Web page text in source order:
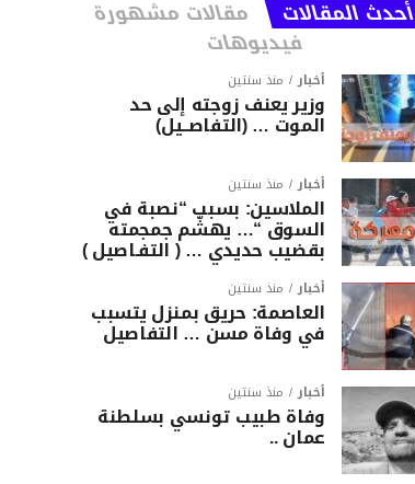
أحدث المقالات مقالات مشهورة
فيديوهات
أخبار منذ سنتين
وزير يعنف زوجته إلى حد
الموت … (التفاصــيل)
أخبار منذ سنتين
الملاسين: بسبب “نصبة في
السوق “… يهشّم جمجمته
بقضيب حديدي … ( التفـاصيل )
أخبار منذ سنتين
العاصمة: حريق بمنزل يتسبب
في وفاة مسن … التفاصيل
أخبار منذ سنتين
وفاة طبيب تونسي بسلطنة
عمان ..